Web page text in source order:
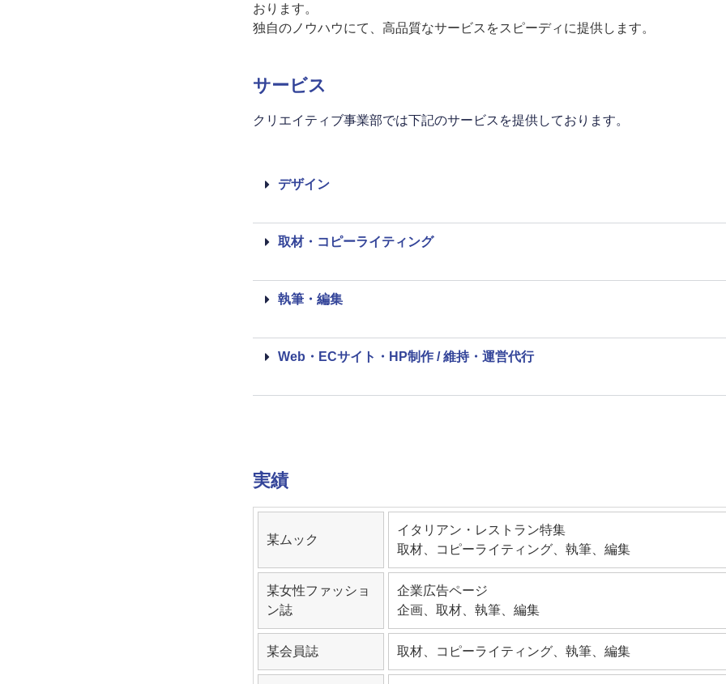
おります。
独自のノウハウにて、高品質なサービスをスピーディに提供します。
サービス
クリエイティブ事業部では下記のサービスを提供しております。
デザイン
取材・コピーライティング
執筆・編集
Web・ECサイト・HP制作 / 維持・運営代行
実績
某ムック
イタリアン・レストラン特集
取材、コピーライティング、執筆、編集
某女性ファッショ
ン誌
企業広告ページ
企画、取材、執筆、編集
某会員誌 取材、コピーライティング、執筆、編集